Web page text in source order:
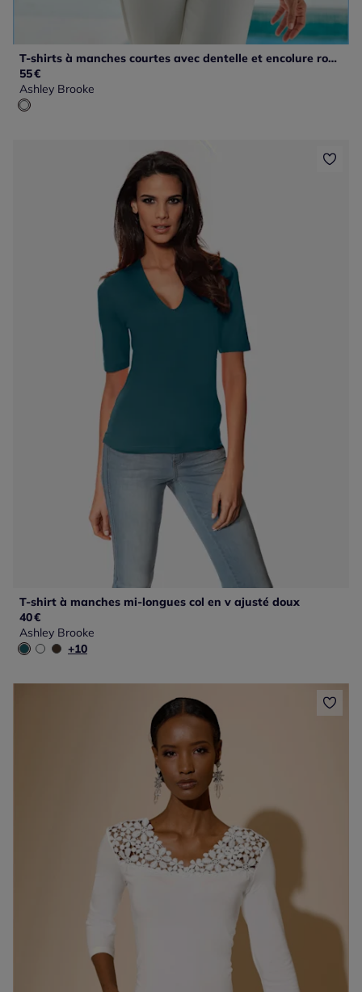
T-shirts à manches courtes avec dentelle et encolure ronde
55€
Ashley Brooke
T-shirt à manches mi-longues col en v ajusté doux
40€
Ashley Brooke
+10